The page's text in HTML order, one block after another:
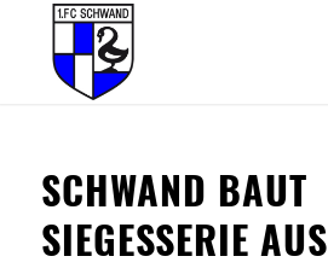
SCHWAND BAUT
SIEGESSERIE AUS